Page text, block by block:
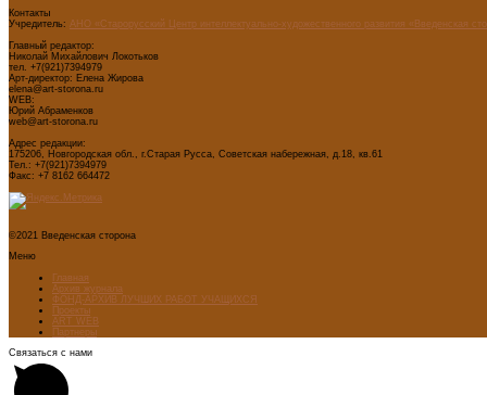
Контакты
Учредитель: АНО «Старорусский Центр интеллектуально-художественного развития «Введенская
Главный редактор:
Николай Михайлович Локотьков
тел. +7(921)7394979
Арт-директор: Елена Жирова
elena@art-storona.ru
WEB:
Юрий Абраменков
web@art-storona.ru
Адрес редакции:
175206, Новгородская обл., г.Старая Русса, Советская набережная, д.18, кв.61
Тел.: +7(921)7394979
Факс: +7 8162 664472
©2021 Введенская сторона
Меню
Главная
Архив журнала
ФОНД-АРХИВ ЛУЧШИХ РАБОТ УЧАЩИХСЯ
Проекты
ART WEB
Партнеры
Связаться с нами